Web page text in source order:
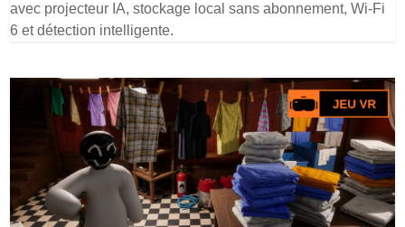
avec projecteur IA, stockage local sans abonnement, Wi-Fi
6 et détection intelligente.